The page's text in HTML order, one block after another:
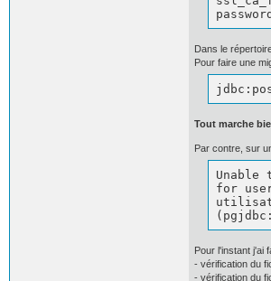
Dans le
Pour faire une
Tout marche
Par contre, sur
Unable
for
Pour l'instant j'ai
- vérification du
- vérification du